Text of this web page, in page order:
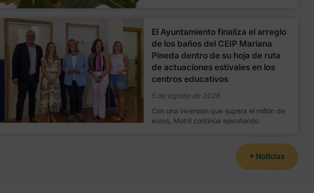
El Ayuntamiento finaliza el arreglo
de los baños del CEIP Mariana
Pineda dentro de su hoja de ruta
de actuaciones estivales en los
centros educativos
5 de agosto de 2026
Con una inversión que supera el millón de
euros, Motril continúa ejecutando
+ Noticias